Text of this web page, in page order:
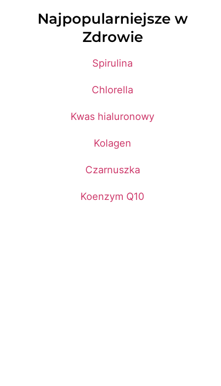
Najpopularniejsze w
Zdrowie
Spirulina
Chlorella
Kwas hialuronowy
Kolagen
Czarnuszka
Koenzym Q10